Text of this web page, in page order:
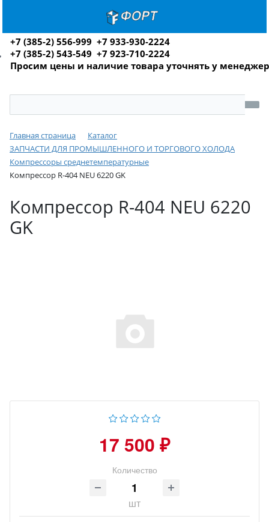
+7 (385-2) 556-999 +7 933-930-2224
+7 (385-2) 543-549 +7 923-710-2224
Просим цены и наличие товара уточнять у
Главная страница
Каталог
ЗАПЧАСТИ ДЛЯ ПРОМЫШЛЕННОГО И ТОРГОВОГО ХОЛОДА
Компрессоры среднетемпературные
Компрессор R-404 NEU 6220 GK
Компрессор R-404 NEU 6220
GK
17 500 ₽
Количество
шт